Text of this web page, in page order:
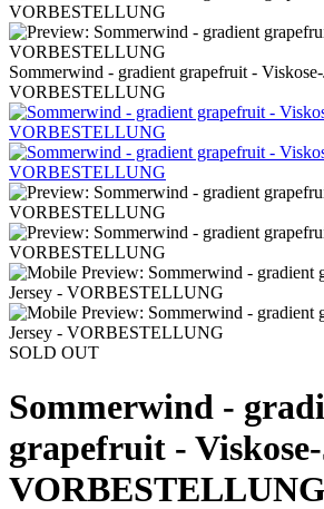
Sommerwind - gradient grapefruit -
VORBESTELLUNG
SOLD OUT
Sommerwind -
grapefruit -
VORBESTELLUNG